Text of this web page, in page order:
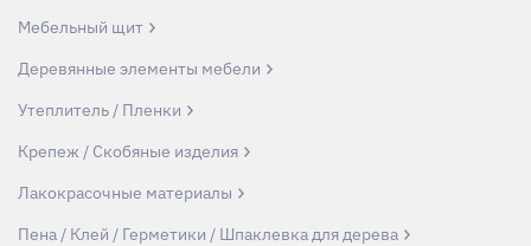
Мебельный щит
Деревянные элементы мебели
Утеплитель / Пленки
Крепеж / Скобяные изделия
Лакокрасочные материалы
Пена / Клей / Герметики / Шпаклевка для дерева